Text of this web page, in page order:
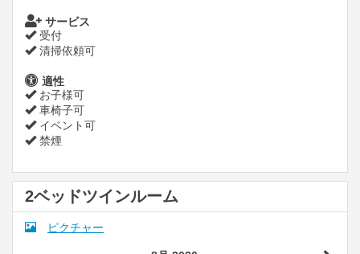
サービス
受付
清掃依頼可
適性
お子様可
車椅子可
イベント可
禁煙
2ベッドツインルーム
ピクチャー